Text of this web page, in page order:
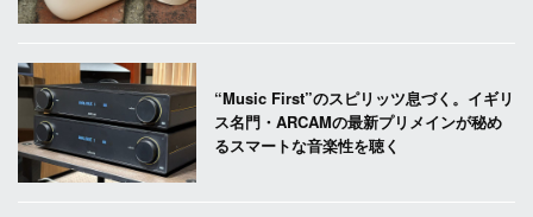
“Music First”のスピリッツ息づく。イギリ
ス名門・ARCAMの最新プリメインが秘め
るスマートな音楽性を聴く